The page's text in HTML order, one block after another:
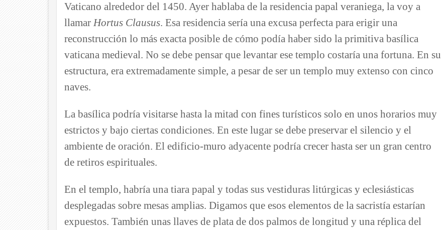
Vaticano alrededor del 1450. Ayer hablaba de la residencia papal veraniega, la voy a
llamar Hortus Clausus. Esa residencia sería una excusa perfecta para erigir una
reconstrucción lo más exacta posible de cómo podía haber sido la primitiva basílica
vaticana medieval. No se debe pensar que levantar ese templo costaría una fortuna. En su
estructura, era extremadamente simple, a pesar de ser un templo muy extenso con cinco
naves.
La basílica podría visitarse hasta la mitad con fines turísticos solo en unos horarios muy
estrictos y bajo ciertas condiciones. En este lugar se debe preservar el silencio y el
ambiente de oración. El edificio-muro adyacente podría crecer hasta ser un gran centro
de retiros espirituales.
En el templo, habría una tiara papal y todas sus vestiduras litúrgicas y eclesiásticas
desplegadas sobre mesas amplias. Digamos que esos elementos de la sacristía estarían
expuestos. También unas llaves de plata de dos palmos de longitud y una réplica del